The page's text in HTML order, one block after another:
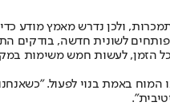
ולכן נדרש מאמץ מודע כדי
לשונית חדשה, בודקים
לעשות חמש משימות
המוח באמת בנוי לפעול.